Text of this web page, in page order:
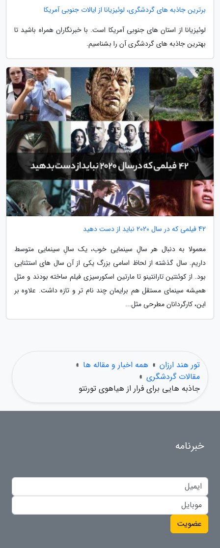
برترین جاذبه های گردشگری، لوئیزیانا از ایالات جنوبی آمریکا
لوئیزیانا از استان های جنوبی آمریکا است. با خبرنگاران همراه باشید تا
بهترین جاذبه های گردشگری آن را بشناسیم.
42 فیلمی که در سال 2020 نباید از دست دهید
معمولا به دنبال هر سالِ سینمایی خوب، یک سالِ سینمایی متوسط
داریم. سال گذشته از لحاظ اسامی بزرگ یکی از آن سال های استثنایی
بود. از کوئنتین تارانتینو تا مارتین اسکورسیزی فیلم ساخته بودند و مثل
همیشه سینمای مستقل هم برایمان چند نام تر و تازه داشت. علاوه بر
این، کارگردانان مطرحی مثل...
تور هند ارزان » همه اخبار و مقاله ها »
مقالات گردشگری »
جاذبه هایی برای فرار از هیاهوی تورنتو
خبرنامه
عضویت